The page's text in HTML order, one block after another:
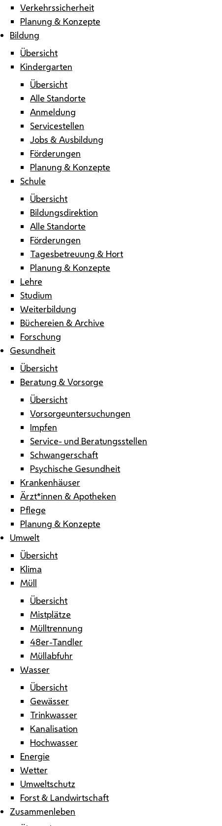
Verkehrssicherheit
Planung & Konzepte
Bildung
Übersicht
Kindergarten
Übersicht
Alle Standorte
Anmeldung
Servicestellen
Jobs & Ausbildung
Förderungen
Planung & Konzepte
Schule
Übersicht
Bildungsdirektion
Alle Standorte
Förderungen
Tagesbetreuung & Hort
Planung & Konzepte
Lehre
Studium
Weiterbildung
Büchereien & Archive
Forschung
Gesundheit
Übersicht
Beratung & Vorsorge
Übersicht
Vorsorgeuntersuchungen
Impfen
Service- und Beratungsstellen
Schwangerschaft
Psychische Gesundheit
Krankenhäuser
Ärzt*innen & Apotheken
Pflege
Planung & Konzepte
Umwelt
Übersicht
Klima
Müll
Übersicht
Mistplätze
Mülltrennung
48er-Tandler
Müllabfuhr
Wasser
Übersicht
Gewässer
Trinkwasser
Kanalisation
Hochwasser
Energie
Wetter
Umweltschutz
Forst & Landwirtschaft
Zusammenleben